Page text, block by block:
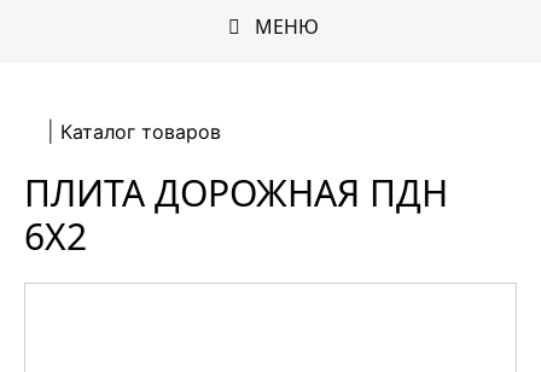
МЕНЮ
Каталог товаров
ПЛИТА ДОРОЖНАЯ ПДН
6Х2